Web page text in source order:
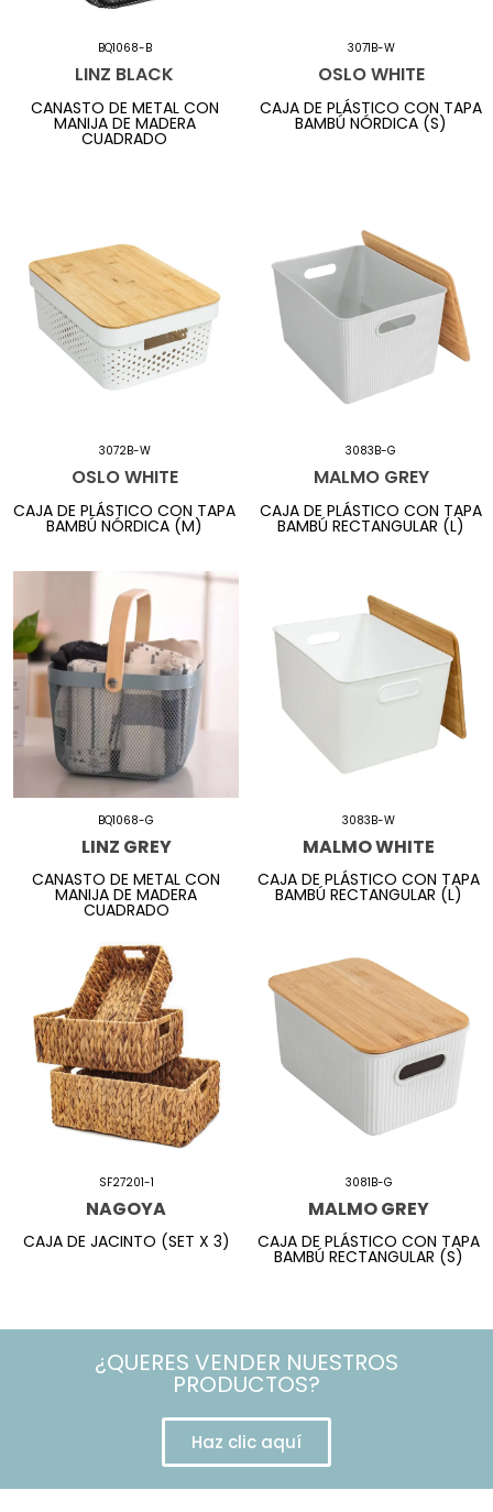
BQ1068-B
LINZ BLACK
CANASTO DE METAL CON
MANIJA DE MADERA
CUADRADO
3071B-W
OSLO WHITE
CAJA DE PLÁSTICO CON TAPA
BAMBÚ NÓRDICA (S)
3072B-W
OSLO WHITE
CAJA DE PLÁSTICO CON TAPA
BAMBÚ NÓRDICA (M)
3083B-G
MALMO GREY
CAJA DE PLÁSTICO CON TAPA
BAMBÚ RECTANGULAR (L)
BQ1068-G
LINZ GREY
CANASTO DE METAL CON
MANIJA DE MADERA
CUADRADO
3083B-W
MALMO WHITE
CAJA DE PLÁSTICO CON TAPA
BAMBÚ RECTANGULAR (L)
SF27201-1
NAGOYA
CAJA DE JACINTO (SET X 3)
3081B-G
MALMO GREY
CAJA DE PLÁSTICO CON TAPA
BAMBÚ RECTANGULAR (S)
¿QUERES VENDER NUESTROS
PRODUCTOS?
Haz clic aquí